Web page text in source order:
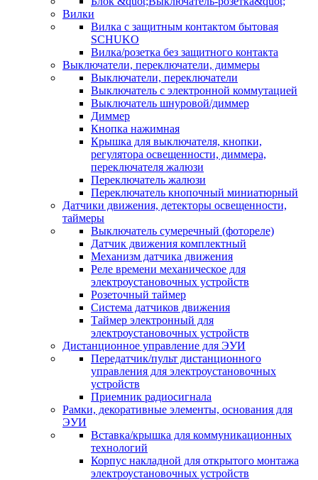
Вилки
Вилка с защитным контактом бытовая
SCHUKO
Вилка/розетка без защитного контакта
Выключатели, переключатели, диммеры
Выключатели, переключатели
Выключатель с электронной коммутацией
Выключатель шнуровой/диммер
Диммер
Кнопка нажимная
Крышка для выключателя, кнопки,
регулятора освещенности, диммера,
переключателя жалюзи
Переключатель жалюзи
Переключатель кнопочный миниатюрный
Датчики движения, детекторы освещенности,
таймеры
Выключатель сумеречный (фотореле)
Датчик движения комплектный
Механизм датчика движения
Реле времени механическое для
электроустановочных устройств
Розеточный таймер
Система датчиков движения
Таймер электронный для
электроустановочных устройств
Дистанционное управление для ЭУИ
Передатчик/пульт дистанционного
управления для электроустановочных
устройств
Приемник радиосигнала
Рамки, декоративные элементы, основания для
ЭУИ
Вставка/крышка для коммуникационных
технологий
Корпус накладной для открытого монтажа
электроустановочных устройств